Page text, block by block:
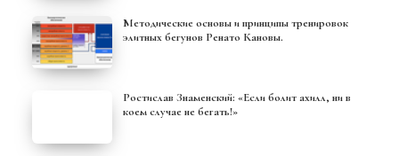
Методические основы и принципы тренировок
элитных бегунов Ренато Кановы.
Ростислав Знаменский: «Если болит ахилл, ни в
коем случае не бегать!»